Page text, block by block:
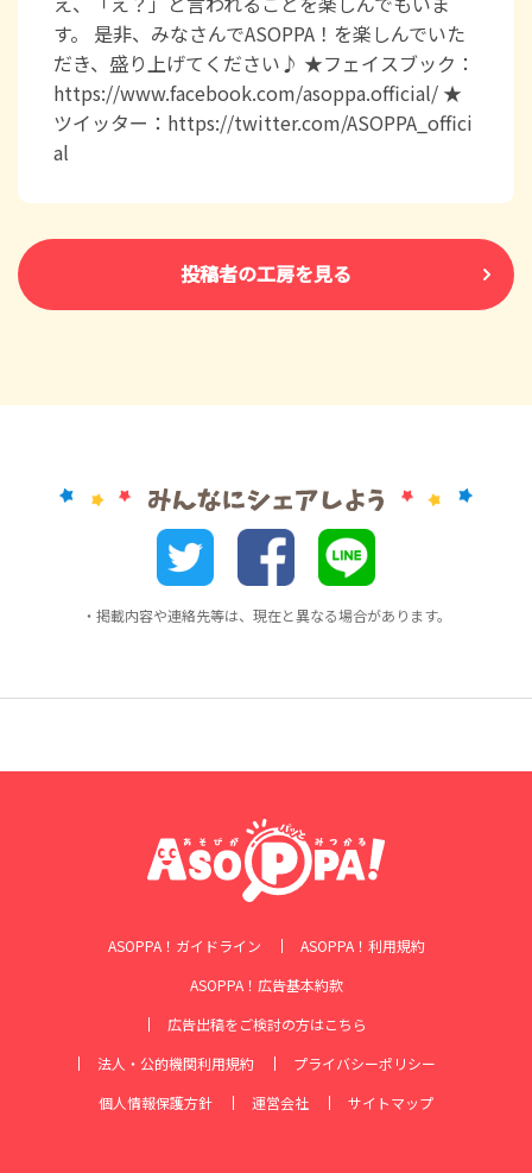
す。 是非、みなさんでASOPPA！を楽しんでいた
だき、盛り上げてください♪ ★フェイスブック：
https://www.facebook.com/asoppa.official/ ★
ツイッター：https://twitter.com/ASOPPA_offici
al
投稿者の工房を見る
・掲載内容や連絡先等は、現在と異なる場合があります。
ASOPPA！ガイドライン
ASOPPA！利用規約
ASOPPA！広告基本約款
広告出稿をご検討の方はこちら
法人・公的機関利用規約
プライバシーポリシー
個人情報保護方針
運営会社 サイトマップ